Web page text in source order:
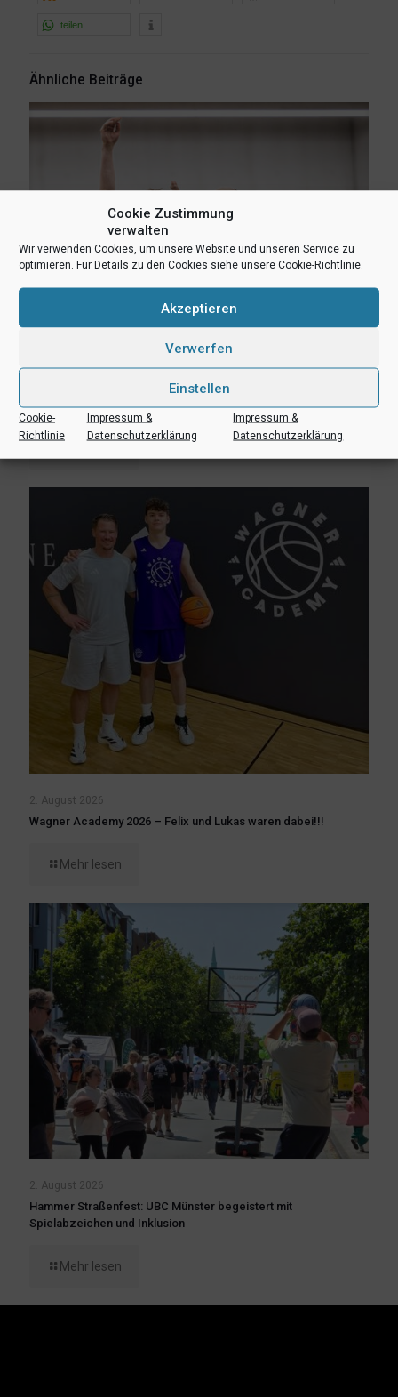
Cookie Zustimmung
verwalten
Wir verwenden Cookies, um unsere Website und unseren Service zu
optimieren. Für Details zu den Cookies siehe unsere Cookie-Richtlinie.
Akzeptieren
Verwerfen
Einstellen
Cookie-
Richtlinie
Impressum &
Datenschutzerklärung
Impressum &
Datenschutzerklärung
teilen
Ähnliche Beiträge
Erik Niggemann setzt Karriere in Ibbenbüren fort
2. August 2026
Wagner Academy 2026 – Felix und Lukas waren dabei!!!
Mehr lesen
2. August 2026
Hammer Straßenfest: UBC Münster begeistert mit
Spielabzeichen und Inklusion
Mehr lesen